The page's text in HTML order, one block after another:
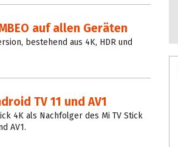
auf allen Geräten
bestehend aus 4K, HDR und
TV 11 und AV1
4K als Nachfolger des Mi TV Stick
AV1.